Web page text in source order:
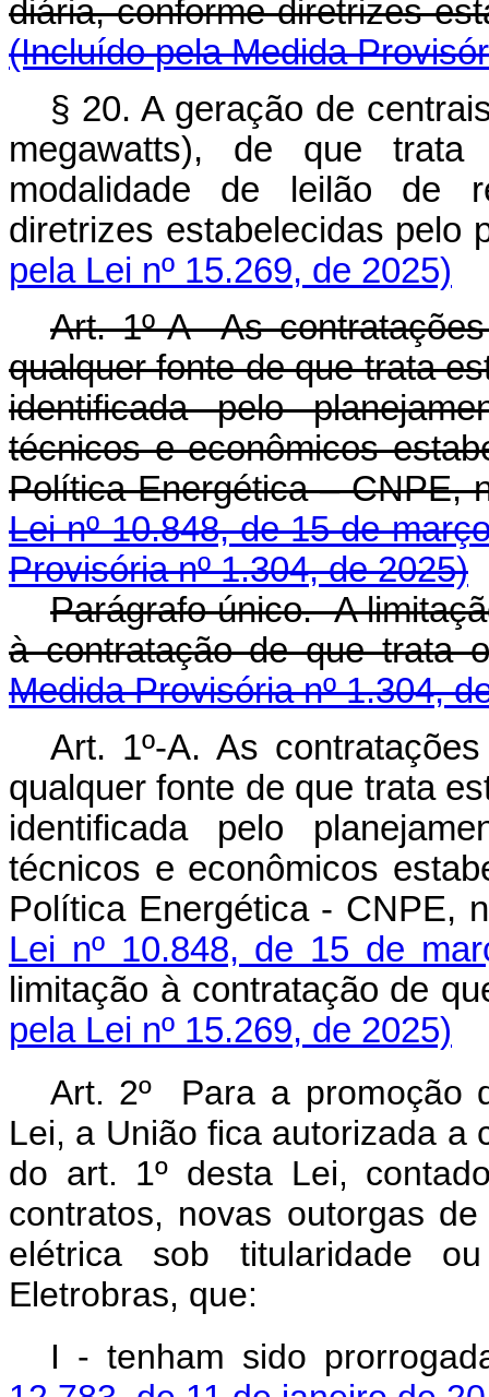
diária, conforme diretrizes
(Incluído pela Medida
§ 20. A geração de
megawatts), de que
modalidade de leilão de
diretrizes estabelecidas
pela Lei nº 15.269, de 2025)
Art. 1º-A As
qualquer fonte de que trata
identificada pelo
técnicos e econômicos
Política Energética – CNPE,
Lei nº 10.848, de 15 de
Provisória nº 1.304, de 2025)
Parágrafo único. A
à contratação de que
Medida Provisória nº 1.304,
Art. 1º-A. As
qualquer fonte de que trata
identificada pelo
técnicos e econômicos
Política Energética - CNPE,
Lei nº 10.848, de 15 de
limitação à contratação de
pela Lei nº 15.269, de 2025)
Art. 2º Para a promoção
Lei, a União fica autorizada a
do art. 1º desta Lei,
contratos, novas outorgas
elétrica sob titularidade
Eletrobras, que:
I - tenham sido